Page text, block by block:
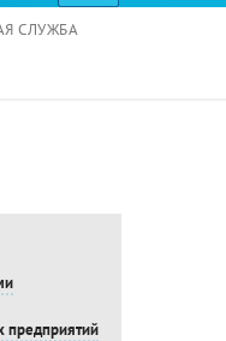
СЛУЖБА